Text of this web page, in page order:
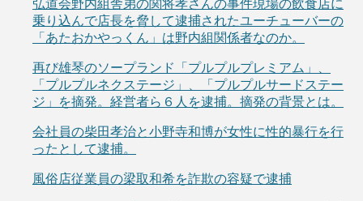
弘道会野内組舎弟の関将孝さんの事件現場の飲食店に
乗り込んで店長を脅して逮捕されたユーチューバーの
「あたおかやっくん」は野内組関係者なのか。
再び雄琴のソープランド「プルプルプレミアム」、
「プルプルネクステージ」、「プルプルサードステー
ジ」を摘発。経営者ら６人を逮捕。摘発の背景とは。
会社員の柴田孝治と小野寺和博が女性に性的暴行を行
ったとして逮捕。
風俗店従業員の梁取和希を詐欺の容疑で逮捕